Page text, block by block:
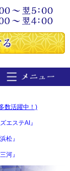
数活躍中！)
エステAI』
松』
河』